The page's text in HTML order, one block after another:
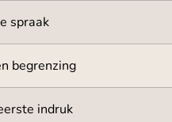
spraak
begrenzing
indruk